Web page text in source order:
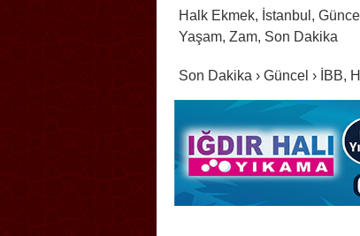
Halk Ekmek, İstanbul,
Yaşam, Zam, Son Dakika
Son Dakika › Güncel › İBB,